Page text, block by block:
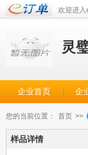
欢迎进入
灵
企业首页 企
您的当前位置： 首页 >>
样品详情